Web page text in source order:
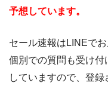
予想しています。
セール速報はLINEで
個別での質問も受け
していますので、登録